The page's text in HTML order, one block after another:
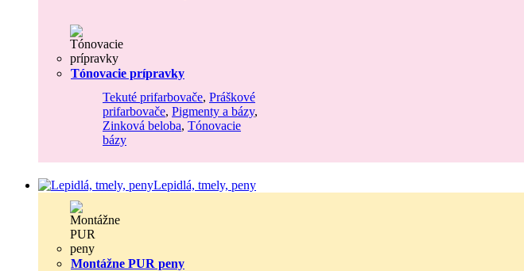
Tónovacie prípravky
Tekuté prifarbovače, Práškové
prifarbovače, Pigmenty a bázy,
Zinková beloba, Tónovacie
bázy
Lepidlá, tmely, peny
Montážne PUR peny